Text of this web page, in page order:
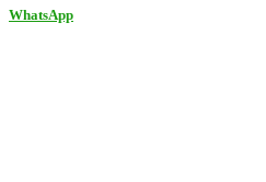
WhatsApp